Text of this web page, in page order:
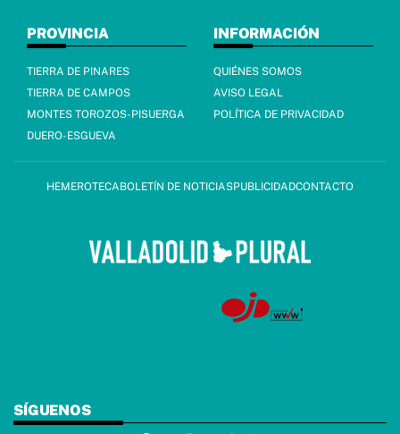
PROVINCIA
TIERRA DE PINARES
TIERRA DE CAMPOS
MONTES TOROZOS-PISUERGA
DUERO-ESGUEVA
INFORMACIÓN
QUIÉNES SOMOS
AVISO LEGAL
POLÍTICA DE PRIVACIDAD
HEMEROTECABOLETÍN DE NOTICIASPUBLICIDADCONTACTO
SÍGUENOS